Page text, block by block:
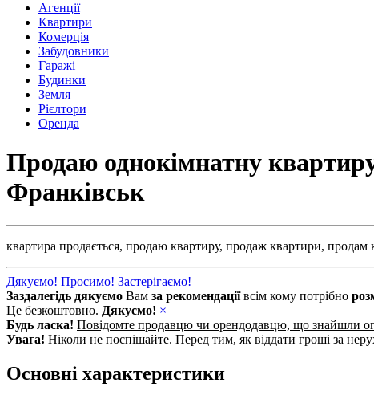
Агенції
Квартири
Комерція
Забудовники
Гаражі
Будинки
Земля
Рієлтори
Оренда
Продаю однокімнатну
Франківськ
квартира продається, продаю квартиру, продаж квартири, продам
Дякуємо! Просимо! Застерігаємо!
Заздалегідь дякуємо Вам за рекомендаціївсім кому потрібно
Це безкоштовно. Дякуємо! ×
Будь ласка! Повідомте продавцю чи орендодавцю, що знайшли
Увага! Ніколи не поспішайте. Перед тим, як віддати гроші за
Основні характеристики